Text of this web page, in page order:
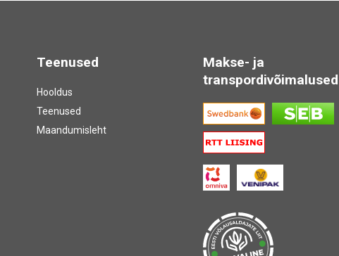
Teenused
Hooldus
Teenused
Maandumisleht
Makse- ja
transpordivõimalused